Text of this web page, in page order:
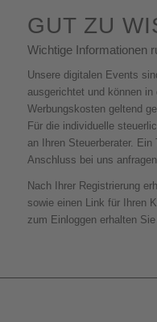
GUT ZU
Wichtige Informationen
Unsere digitalen Events
ausgerichtet und können
Werbungskosten geltend
Für die individuelle
an Ihren Steuerberater.
Anschluss bei uns anfragen.
Nach Ihrer Registrierung
sowie einen Link für Ihren
zum Einloggen erhalten